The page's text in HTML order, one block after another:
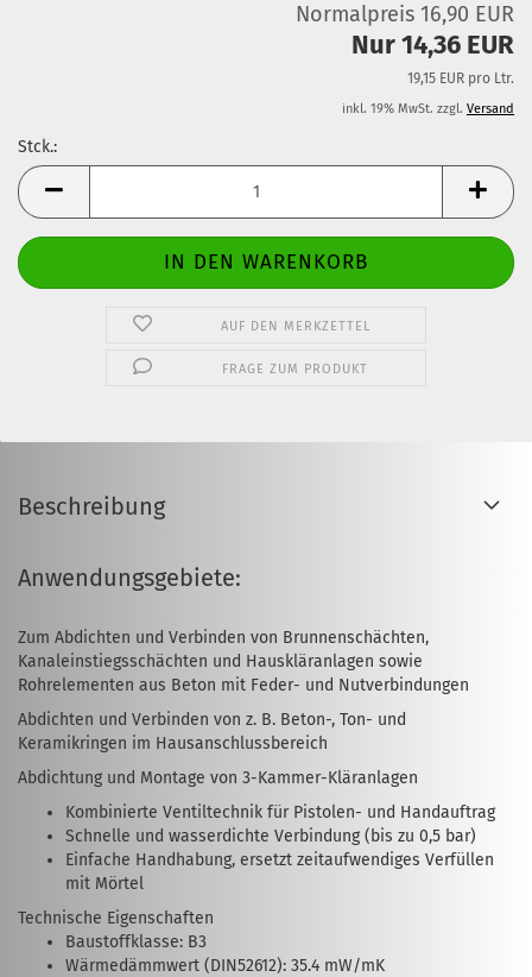
Normalpreis 16,90 EUR
Nur 14,36 EUR
19,15 EUR pro Ltr.
inkl. 19% MwSt. zzgl. Versand
Stck.:
Stck.
AUF DEN MERKZETTEL
FRAGE ZUM PRODUKT
Beschreibung
Anwendungsgebiete:
Zum Abdichten und Verbinden von Brunnenschächten,
Kanaleinstiegsschächten und Hauskläranlagen sowie
Rohrelementen aus Beton mit Feder- und Nutverbindungen
Abdichten und Verbinden von z. B. Beton-, Ton- und
Keramikringen im Hausanschlussbereich
Abdichtung und Montage von 3-Kammer-Kläranlagen
Kombinierte Ventiltechnik für Pistolen- und Handauftrag
Schnelle und wasserdichte Verbindung (bis zu 0,5 bar)
Einfache Handhabung, ersetzt zeitaufwendiges Verfüllen
mit Mörtel
Technische Eigenschaften
Baustoffklasse: B3
Wärmedämmwert (DIN52612): 35.4 mW/mK